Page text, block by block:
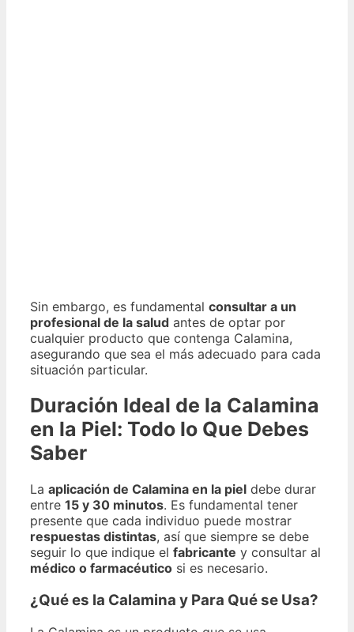
Sin embargo, es fundamental consultar a un
profesional de la salud antes de optar por
cualquier producto que contenga Calamina,
asegurando que sea el más adecuado para cada
situación particular.
Duración Ideal de la Calamina
en la Piel: Todo lo Que Debes
Saber
La aplicación de Calamina en la piel debe durar
entre 15 y 30 minutos. Es fundamental tener
presente que cada individuo puede mostrar
respuestas distintas, así que siempre se debe
seguir lo que indique el fabricante y consultar al
médico o farmacéutico si es necesario.
¿Qué es la Calamina y Para Qué se Usa?